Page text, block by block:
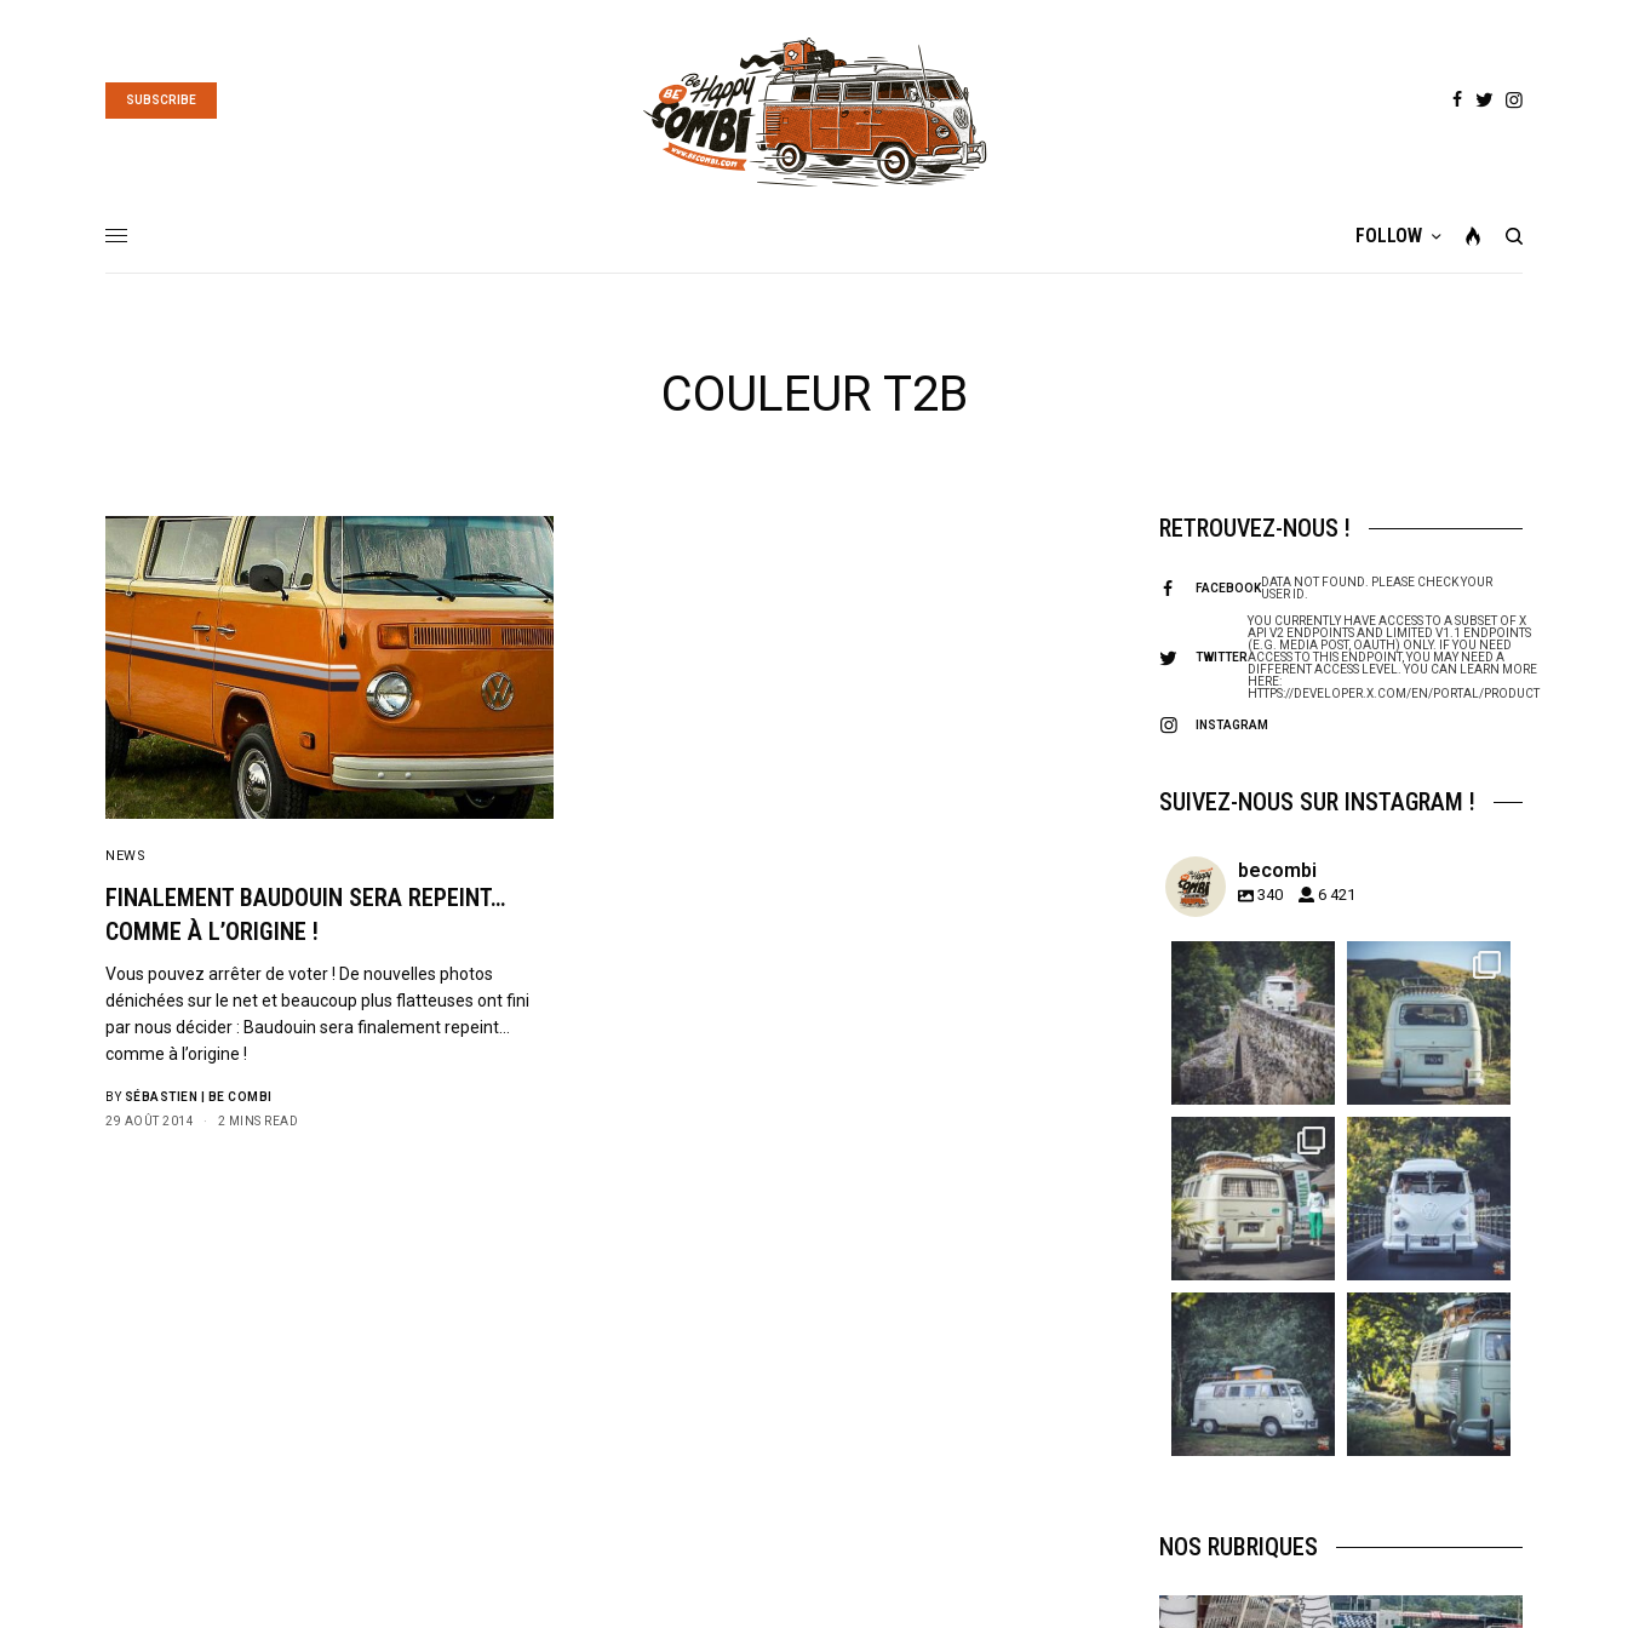
SUBSCRIBE
FOLLOW
COULEUR T2B
NEWS
FINALEMENT BAUDOUIN SERA REPEINT…
COMME À L’ORIGINE !
Vous pouvez arrêter de voter ! De nouvelles photos
dénichées sur le net et beaucoup plus flatteuses ont fini
par nous décider : Baudouin sera finalement repeint…
comme à l’origine !
BY SÉBASTIEN | BE COMBI
29 AOÛT 2014
2 MINS READ
RETROUVEZ-NOUS !
FACEBOOKDATA NOT FOUND. PLEASE CHECK YOUR
USER ID.
TWITTER
YOU CURRENTLY HAVE ACCESS TO A SUBSET OF X
API V2 ENDPOINTS AND LIMITED V1.1 ENDPOINTS
(E.G. MEDIA POST, OAUTH) ONLY. IF YOU NEED
ACCESS TO THIS ENDPOINT, YOU MAY NEED A
DIFFERENT ACCESS LEVEL. YOU CAN LEARN MORE
HERE:
HTTPS://DEVELOPER.X.COM/EN/PORTAL/PRODUCT
INSTAGRAM
SUIVEZ-NOUS SUR INSTAGRAM !
becombi
340 6 421
becombi
Sep 15
219
3
becombi
Sep 12
216
3
becombi
Sep 10
220
4
becombi
Août 10
177
becombi
Août 10
120
0
becombi
Août 10
108
0
NOS RUBRIQUES